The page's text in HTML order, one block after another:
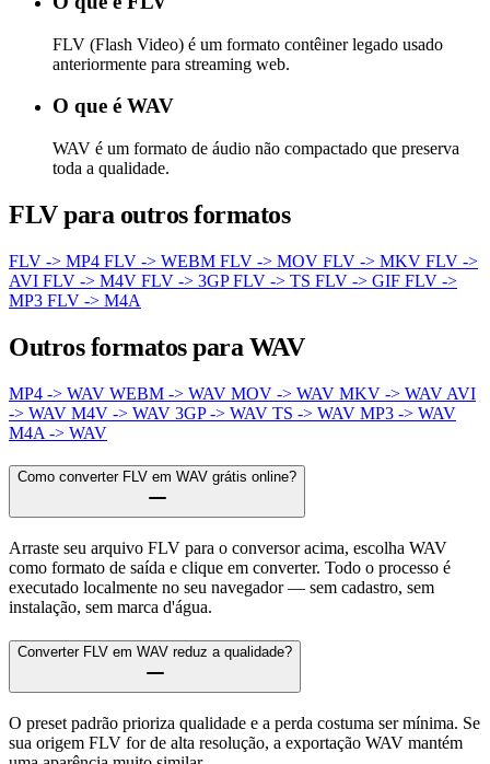
FLV (Flash Video) é um formato contêiner legado usado
anteriormente para streaming web.
O que é WAV
WAV é um formato de áudio não compactado que preserva
toda a qualidade.
FLV para outros formatos
FLV -> MP4 FLV -> WEBM FLV -> MOV FLV -> MKV FLV ->
AVI FLV -> M4V FLV -> 3GPFLV -> TS FLV -> GIF FLV ->
MP3 FLV -> M4A
Outros formatos para WAV
MP4 -> WAV WEBM -> WAV MOV -> WAV MKV -> WAV AVI
-> WAV M4V -> WAV 3GP -> WAV TS -> WAV MP3 -> WAV
M4A -> WAV
Como converter FLV em WAV grátis online?
Arraste seu arquivo FLV para o conversor acima, escolha WAV
como formato de saída e clique em converter. Todo o processo é
executado localmente no seu navegador — sem cadastro, sem
instalação, sem marca d'água.
Converter FLV em WAV reduz a qualidade?
O preset padrão prioriza qualidade e a perda costuma ser mínima. Se
sua origem FLV for de alta resolução, a exportação WAV mantém